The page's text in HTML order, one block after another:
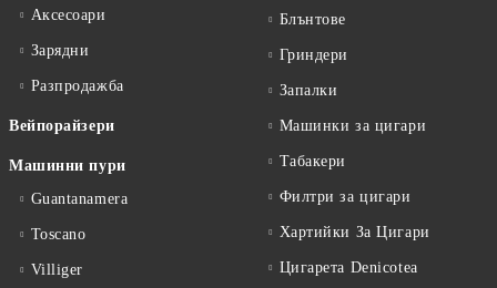
Аксесоари
Зарядни
Разпродажба
Вейпорайзери
Машинни пури
Guantanamera
Toscano
Villiger
Блънтове
Гриндери
Запалки
Машинки за цигари
Табакери
Филтри за цигари
Хартийки За Цигари
Цигарета Denicotea